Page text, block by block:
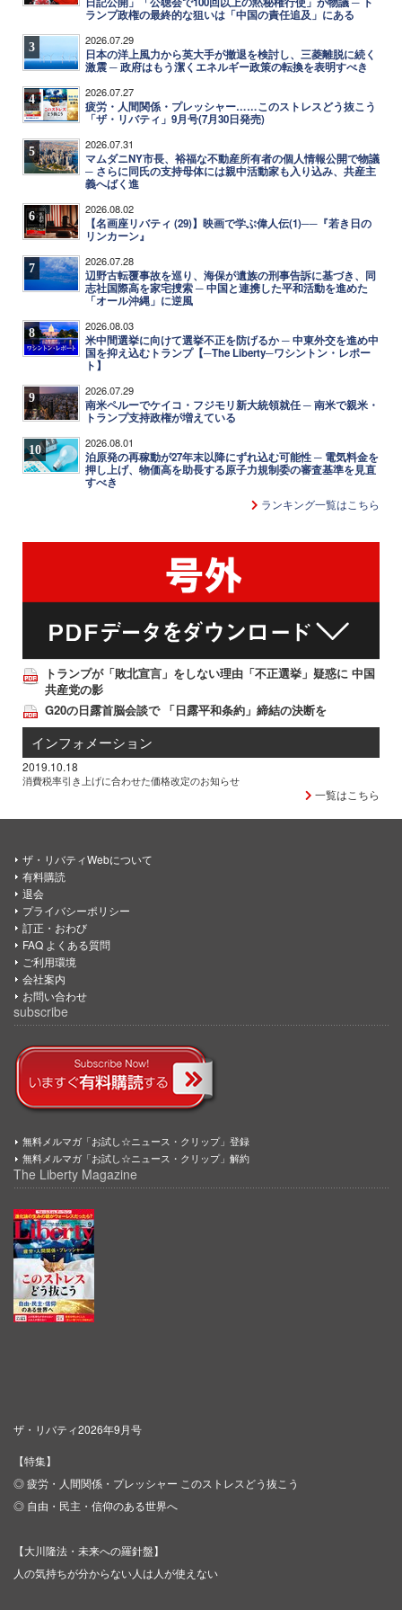
ランプ政権の最終的な狙いは「中国の責任追及」にある
3 2026.07.29
日本の洋上風力から英大手が撤退を検討し、三菱離脱に続く
激震 ─ 政府はもう潔くエネルギー政策の転換を表明すべき
4 2026.07.27
疲労・人間関係・プレッシャー……このストレスどう抜こう
「ザ・リバティ」9月号(7月30日発売)
5 2026.07.31
マムダニNY市長、裕福な不動産所有者の個人情報公開で物議
─ さらに同氏の支持母体には親中活動家も入り込み、共産主
義へばく進
6 2026.08.02
【名画座リバティ (29)】映画で学ぶ偉人伝(1)──『若き日の
リンカーン』
7 2026.07.28
辺野古転覆事故を巡り、海保が遺族の刑事告訴に基づき、同
志社国際高を家宅捜索 ─ 中国と連携した平和活動を進めた
「オール沖縄」に逆風
8 2026.08.03
米中間選挙に向けて選挙不正を防げるか ─ 中東外交を進め中
国を抑え込むトランプ【─The Liberty─ワシントン・レポー
ト】
9 2026.07.29
南米ペルーでケイコ・フジモリ新大統領就任 ─ 南米で親米・
トランプ支持政権が増えている
10 2026.08.01
泊原発の再稼動が27年末以降にずれ込む可能性 ─ 電気料金を
押し上げ、物価高を助長する原子力規制委の審査基準を見直
すべき
ランキング一覧はこちら
トランプが「敗北宣言」をしない理由「不正選挙」疑惑に 中国
共産党の影
G20の日露首脳会談で 「日露平和条約」締結の決断を
インフォメーション
2019.10.18
消費税率引き上げに合わせた価格改定のお知らせ
一覧はこちら
ザ・リバティWebについて
有料購読
退会
プライバシーポリシー
訂正・おわび
FAQ よくある質問
ご利用環境
会社案内
お問い合わせ
subscribe
無料メルマガ「お試し☆ニュース・クリップ」登録
無料メルマガ「お試し☆ニュース・クリップ」解約
The Liberty Magazine
ザ・リバティ2026年9月号
【特集】
◎ 疲労・人間関係・プレッシャー このストレスどう抜こう
◎ 自由・民主・信仰のある世界へ
【大川隆法・未来への羅針盤】
人の気持ちが分からない人は人が使えない